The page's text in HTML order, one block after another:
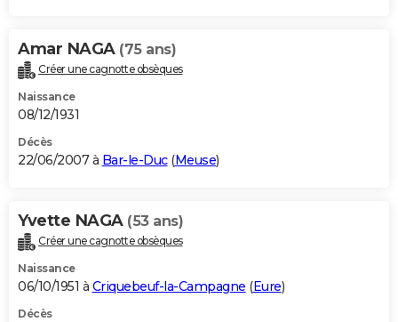
Amar NAGA (75 ans)
Créer une cagnotte obsèques
Naissance
08/12/1931
Décès
22/06/2007 à Bar-le-Duc(Meuse)
Yvette NAGA (53 ans)
Créer une cagnotte obsèques
Naissance
06/10/1951 à Criquebeuf-la-Campagne (Eure)
Décès